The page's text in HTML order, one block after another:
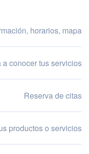
horarios, mapa
a conocer tus servicios
Reserva de citas
productos o servicios